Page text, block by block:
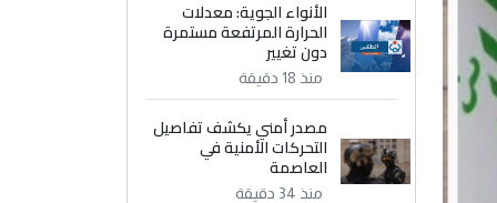
الأنواء الجوية: معدلات
الحرارة المرتفعة مستمرة
دون تغيير
منذ 18 دقيقة
مصدر أمني يكشف تفاصيل
التحركات الأمنية في
العاصمة
منذ 34 دقيقة